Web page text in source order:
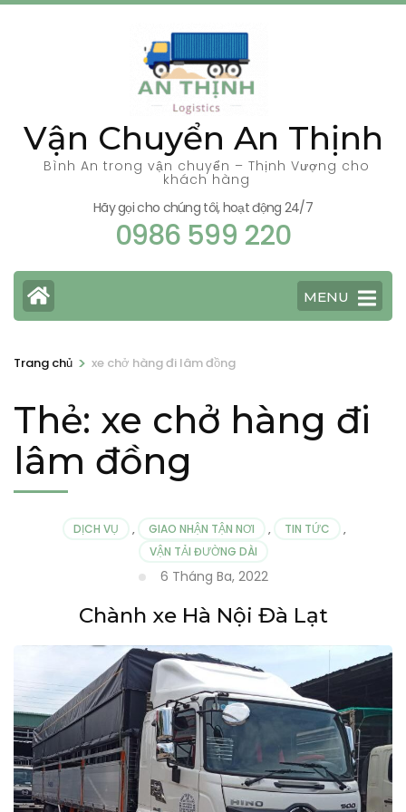
Bỏ
dungVận Chuyển An Thịnh
Bình An trong vận chuyển – Thịnh Vượng cho
khách hàng
Hãy gọi cho chúng tôi, hoạt động 24/7
0986 599 220
MENU
Trang chủ > xe chở hàng đi lâm đồng
Thẻ: xe chở hàng đi
lâm đồng
DỊCH VỤ , GIAO NHẬN TẬN NƠI , TIN TỨC
,
VẬN TẢI ĐƯỜNG DÀI
6 Tháng Ba, 2022
Chành xe Hà Nội Đà Lạt